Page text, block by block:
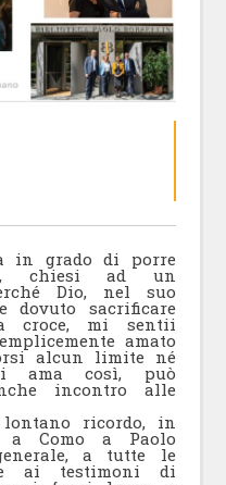
in grado di porre
chiesi ad un
Dio, nel suo
dovuto sacrificare
croce, mi sentii
amato
alcun limite né
ama così, può
incontro alle
ricordo, in
a Como a Paolo
a tutte le
ai testimoni di